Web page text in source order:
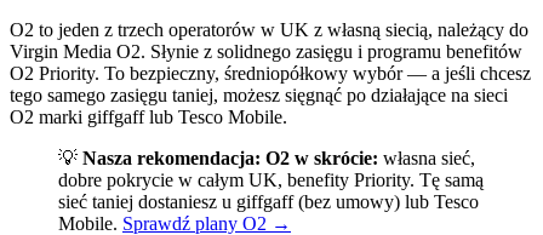
O2 to jeden z trzech operatorów w UK z własną siecią, należący do
Virgin Media O2. Słynie z solidnego zasięgu i programu benefitów
O2 Priority. To bezpieczny, średniopółkowy wybór — a jeśli chcesz
tego samego zasięgu taniej, możesz sięgnąć po działające na sieci
O2 marki giffgaff lub Tesco Mobile.
💡 Nasza rekomendacja: O2 w skrócie: własna sieć,
dobre pokrycie w całym UK, benefity Priority. Tę samą
sieć taniej dostaniesz u giffgaff (bez umowy) lub Tesco
Mobile. Sprawdź plany O2 →